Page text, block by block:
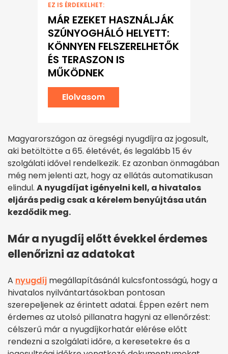
EZ IS ÉRDEKELHET:
MÁR EZEKET HASZNÁLJÁK
SZÚNYOGHÁLÓ HELYETT:
KÖNNYEN FELSZERELHETŐK
ÉS TERASZON IS
MŰKÖDNEK
Elolvasom
Magyarországon az öregségi nyugdíjra az jogosult,
aki betöltötte a 65. életévét, és legalább 15 év
szolgálati idővel rendelkezik. Ez azonban önmagában
még nem jelenti azt, hogy az ellátás automatikusan
elindul. A nyugdíjat igényelni kell, a hivatalos
eljárás pedig csak a kérelem benyújtása után
kezdődik meg.
Már a nyugdíj előtt évekkel érdemes
ellenőrizni az adatokat
A nyugdíj megállapításánál kulcsfontosságú, hogy a
hivatalos nyilvántartásokban pontosan
szerepeljenek az érintett adatai. Éppen ezért nem
érdemes az utolsó pillanatra hagyni az ellenőrzést:
célszerű már a nyugdíjkorhatár elérése előtt
rendezni a szolgálati időre, a keresetekre és a